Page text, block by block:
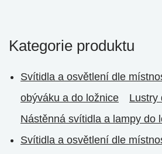
Kategorie produktu
Svítidla a osvětlení dle
obýváku a do ložnice
Lustry
Nástěnná svítidla a lampy do
Svítidla a osvětlení dle